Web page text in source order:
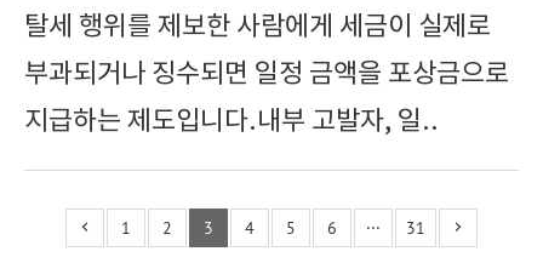
탈세 행위를 제보한 사람에게 세금이 실제로
부과되거나 징수되면 일정 금액을 포상금으로
지급하는 제도입니다.내부 고발자, 일..
1 2 3 4 5 6 ··· 31